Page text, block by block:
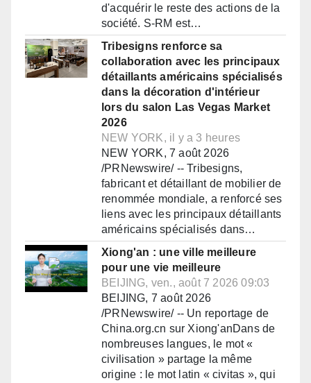
d'acquérir le reste des actions de la
société. S-RM est…
Tribesigns renforce sa
collaboration avec les principaux
détaillants américains spécialisés
dans la décoration d'intérieur
lors du salon Las Vegas Market
2026
NEW YORK, il y a 3 heures
NEW YORK, 7 août 2026
/PRNewswire/ -- Tribesigns,
fabricant et détaillant de mobilier de
renommée mondiale, a renforcé ses
liens avec les principaux détaillants
américains spécialisés dans…
Xiong'an : une ville meilleure
pour une vie meilleure
BEIJING, ven., août 7 2026 09:03
BEIJING, 7 août 2026
/PRNewswire/ -- Un reportage de
China.org.cn sur Xiong'anDans de
nombreuses langues, le mot «
civilisation » partage la même
origine : le mot latin « civitas », qui